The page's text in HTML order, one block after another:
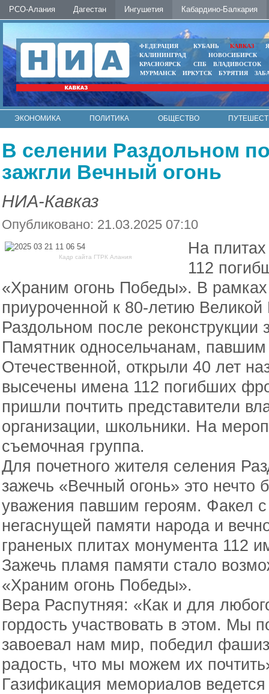
РСО-Алания Дагестан Ингушетия Кабардино-Балкария
ФЕДЕРАЦИЯ КУБАНЬ КАВКАЗ
КАЛИНИНГРАД
НОВОСИБИРСК
КРАСНОЯРСК
СПБ
ВЛАДИВОСТОК
МУРМАНСК
ИРКУТСК БУРЯТИЯ
ЭКОНОМИКА ПОЛИТИКА ОБЩЕСТВО
В селении Раздольном
зажгли Вечный огонь
НИА-Кавказ
Опубликовано: 21.03.2025 07:10
Кадр сайта ГТРК Алания
На
112
«Храним огонь Победы». В рамках
приуроченной к 80-летию
Раздольном после реконструкции
Памятник односельчанам,
Отечественной, открыли 40 лет
высечены имена 112 погибших
пришли почтить представители
организации, школьники. На
съемочная группа.
Для почетного жителя селения
зажечь «Вечный огонь» это нечто
уважения павшим героям. Факел
негаснущей памяти народа и
граненых плитах монумента 112
Зажечь пламя памяти стало
«Храним огонь Победы».
Вера Распутняя: «Как и для
гордость участвовать в этом. Мы
завоевал нам мир, победил
радость, что мы можем их
Газификация мемориалов